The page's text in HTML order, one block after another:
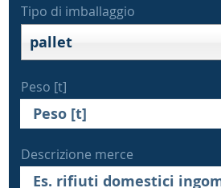
Tipo di imballaggio
pallet
Peso [t]
Descrizione merce